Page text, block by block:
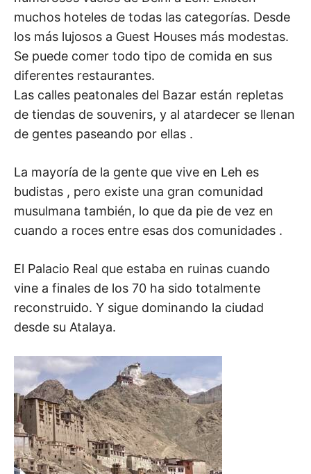
muchos hoteles de todas las categorías. Desde
los más lujosos a Guest Houses más modestas.
Se puede comer todo tipo de comida en sus
diferentes restaurantes.
Las calles peatonales del Bazar están repletas
de tiendas de souvenirs, y al atardecer se llenan
de gentes paseando por ellas .
La mayoría de la gente que vive en Leh es
budistas , pero existe una gran comunidad
musulmana también, lo que da pie de vez en
cuando a roces entre esas dos comunidades .
El Palacio Real que estaba en ruinas cuando
vine a finales de los 70 ha sido totalmente
reconstruido. Y sigue dominando la ciudad
desde su Atalaya.